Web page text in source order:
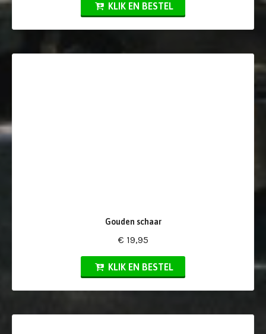
KLIK EN BESTEL
Gouden schaar
€ 19,95
KLIK EN BESTEL